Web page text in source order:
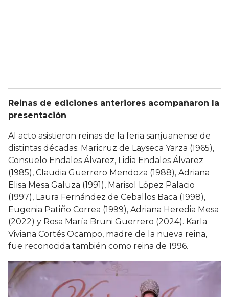
Reinas de ediciones anteriores acompañaron la
presentación
Al acto asistieron reinas de la feria sanjuanense de
distintas décadas: Maricruz de Layseca Yarza (1965),
Consuelo Endales Álvarez, Lidia Endales Álvarez
(1985), Claudia Guerrero Mendoza (1988), Adriana
Elisa Mesa Galuza (1991), Marisol López Palacio
(1997), Laura Fernández de Ceballos Baca (1998),
Eugenia Patiño Correa (1999), Adriana Heredia Mesa
(2022) y Rosa María Bruni Guerrero (2024). Karla
Viviana Cortés Ocampo, madre de la nueva reina,
fue reconocida también como reina de 1996.